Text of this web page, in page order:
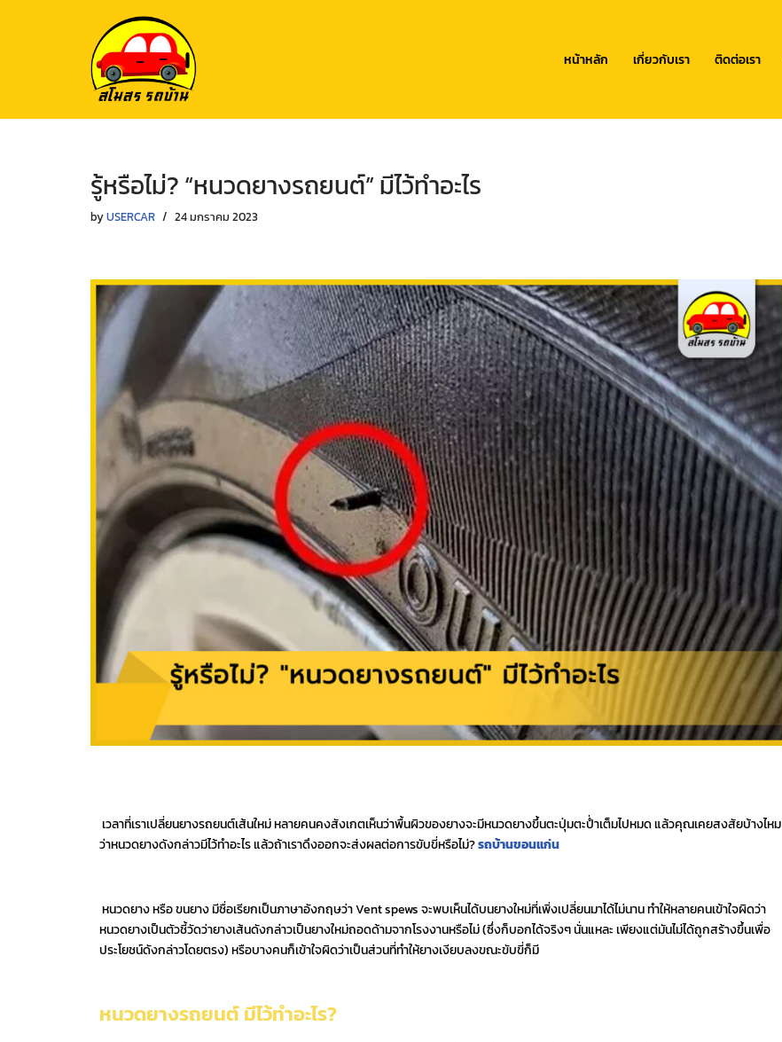
หน้าหลัก เกี่ยวกับเรา ติดต่อเรา
รู้หรือไม่? “หนวดยางรถยนต์” มีไว้ทำอะไร
byUSERCAR 24 มกราคม 2023
เวลาที่เราเปลี่ยนยางรถยนต์เส้นใหม่ หลายคนคงสังเกตเห็นว่าพื้นผิวของยางจะมีหนวดยางขึ้นตะปุ่มตะป่ำเต็มไปหมด แล้วคุณเคยสงสัยบ้างไหม
ว่าหนวดยางดังกล่าวมีไว้ทำอะไร แล้วถ้าเราดึงออกจะส่งผลต่อการขับขี่หรือไม่?รถบ้านขอนแก่น
หนวดยาง หรือ ขนยาง มีชื่อเรียกเป็นภาษาอังกฤษว่า Vent spews จะพบเห็นได้บนยางใหม่ที่เพิ่งเปลี่ยนมาได้ไม่นาน ทำให้หลายคนเข้าใจผิดว่า
หนวดยางเป็นตัวชี้วัดว่ายางเส้นดังกล่าวเป็นยางใหม่ถอดด้ามจากโรงงานหรือไม่ (ซึ่งก็บอกได้จริงๆ นั่นแหละ เพียงแต่มันไม่ได้ถูกสร้างขึ้นเพื่อ
ประโยชน์ดังกล่าวโดยตรง) หรือบางคนก็เข้าใจผิดว่าเป็นส่วนที่ทำให้ยางเงียบลงขณะขับขี่ก็มี
หนวดยางรถยนต์ มีไว้ทำอะไร?